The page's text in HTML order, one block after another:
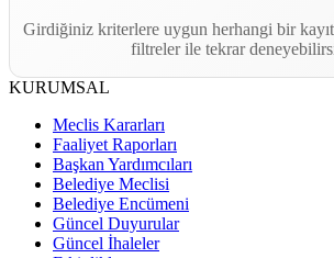
Girdiğiniz kriterlere uygun herhangi bir kayıt
filtreler ile tekrar
KURUMSAL
Meclis Kararları
Faaliyet Raporları
Başkan Yardımcıları
Belediye Meclisi
Belediye Encümeni
Güncel Duyurular
Güncel İhaleler